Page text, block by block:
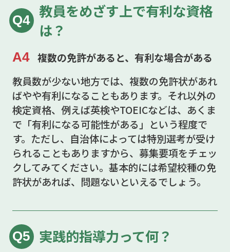
Q4
教員をめざす上で有利な資格
は？
A4 複数の免許があると、有利な場合がある
教員数が少ない地方では、複数の免許状があれ
ばやや有利になることもあります。それ以外の
検定資格、例えば英検やTOEICなどは、あくま
で「有利になる可能性がある」という程度で
す。ただし、自治体によっては特別選考が受け
られることもありますから、募集要項をチェッ
クしてみてください。基本的には希望校種の免
許状があれば、問題ないといえるでしょう。
Q5 実践的指導力って何？